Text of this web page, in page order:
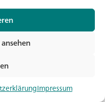
Impressum
AG